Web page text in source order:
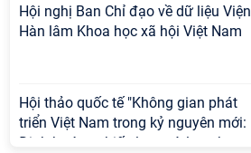
Hội nghị Ban Chỉ đạo về dữ liệu Viện
Hàn lâm Khoa học xã hội Việt Nam
Hội thảo quốc tế "Không gian phát
triển Việt Nam trong kỷ nguyên mới:
Định hướng chiến lược và lựa chọn